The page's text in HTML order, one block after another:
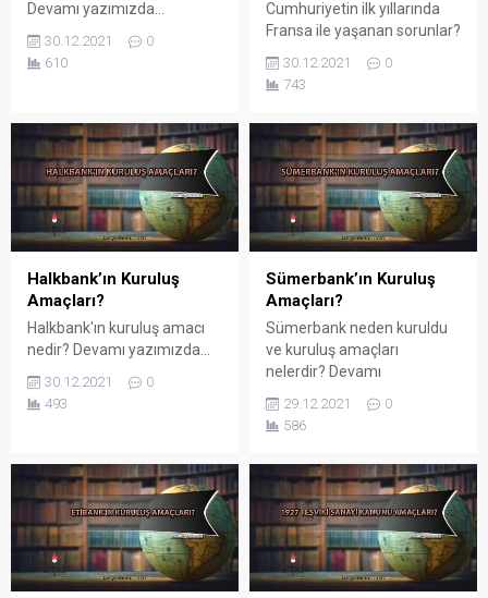
Devamı yazımızda...
30.12.2021
0
610
Cumhuriyetin ilk yıllarında
Fransa ile yaşanan sorunlar?
Devamı yazımızda...
30.12.2021
0
743
Halkbank’ın Kuruluş
Amaçları?
Halkbank'ın kuruluş amacı
nedir? Devamı yazımızda...
30.12.2021
0
493
Sümerbank’ın Kuruluş
Amaçları?
Sümerbank neden kuruldu
ve kuruluş amaçları
nelerdir? Devamı
29.12.2021
0
586